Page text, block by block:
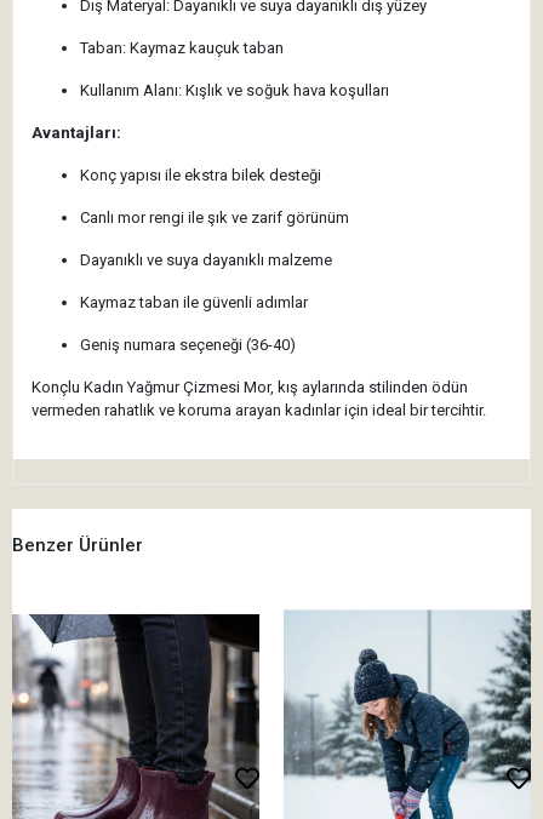
Dış Materyal: Dayanıklı ve suya dayanıklı dış yüzey
Taban: Kaymaz kauçuk taban
Kullanım Alanı: Kışlık ve soğuk hava koşulları
Avantajları:
Konç yapısı ile ekstra bilek desteği
Canlı mor rengi ile şık ve zarif görünüm
Dayanıklı ve suya dayanıklı malzeme
Kaymaz taban ile güvenli adımlar
Geniş numara seçeneği (36-40)
Konçlu Kadın Yağmur Çizmesi Mor, kış aylarında stilinden ödün
vermeden rahatlık ve koruma arayan kadınlar için ideal bir tercihtir.
Benzer Ürünler